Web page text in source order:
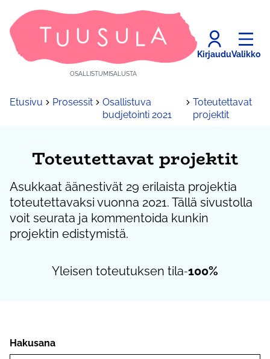
OSALLISTUMISALUSTA
KirjauduValikko
Etusivu Prosessit
Osallistuva
budjetointi 2021
Toteutettavat
projektit
Toteutettavat projektit
Asukkaat äänestivät 29 erilaista projektia
toteutettavaksi vuonna 2021. Tällä sivustolla
voit seurata ja kommentoida kunkin
projektin edistymistä.
Yleisen toteutuksen tila-100%
Hakusana